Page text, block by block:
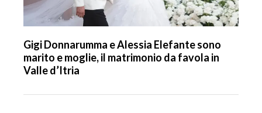
Gigi Donnarumma e Alessia Elefante sono
marito e moglie, il matrimonio da favola in
Valle d’Itria